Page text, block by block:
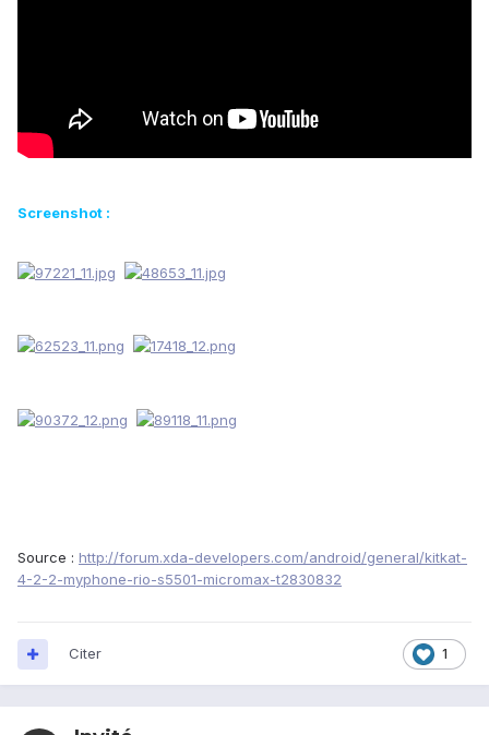
Screenshot :
Source : http://forum.xda-developers.com/android/general/kitkat-
4-2-2-myphone-rio-s5501-micromax-t2830832
1
Citer